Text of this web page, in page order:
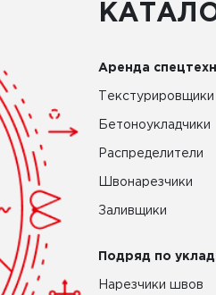
Аренда
Текстурировщики
Бетоноукладчики
Распределители
Швонарезчики
Заливщики
Подряд по
Нарезчики швов